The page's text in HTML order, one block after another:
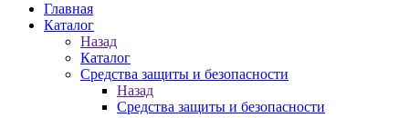
Главная
Каталог
Назад
Каталог
Средства защиты и безопасности
Назад
Средства защиты и безопасности